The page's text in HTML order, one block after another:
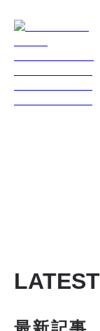
LATEST